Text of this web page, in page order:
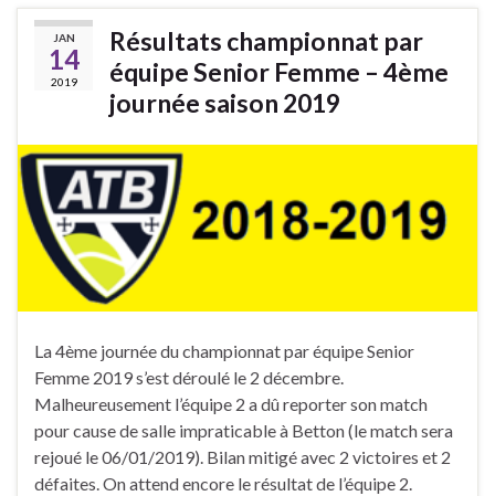
JAN
14
2019
Résultats championnat par
équipe Senior Femme – 4ème
journée saison 2019
La 4ème journée du championnat par équipe Senior
Femme 2019 s’est déroulé le 2 décembre.
Malheureusement l’équipe 2 a dû reporter son match
pour cause de salle impraticable à Betton (le match sera
rejoué le 06/01/2019). Bilan mitigé avec 2 victoires et 2
défaites. On attend encore le résultat de l’équipe 2.